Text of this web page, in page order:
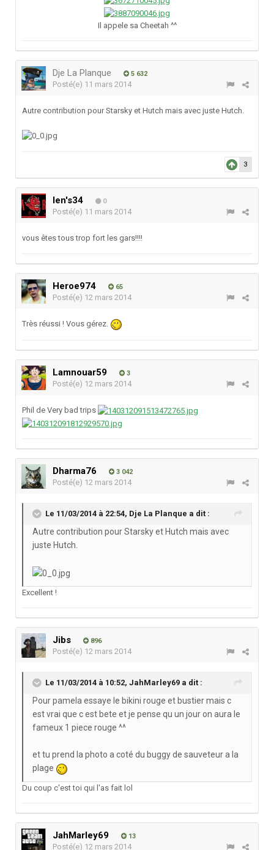
Il appele sa Cheetah ^^
Dje La Planque 5 632
Posté(e) 11 mars 2014
Autre contribution pour Starsky et Hutch mais avec juste Hutch.
3
len's34 0
Posté(e) 11 mars 2014
vous êtes tous trop fort les gars!!!!
Heroe974 65
Posté(e) 12 mars 2014
Très réussi ! Vous gérez.
Lamnouar59 3
Posté(e) 12 mars 2014
Phil de Very bad trips
Dharma76 3 042
Posté(e) 12 mars 2014
Le 11/03/2014 à 22:54, Dje La Planque a dit :
Autre contribution pour Starsky et Hutch mais avec
juste Hutch.
Excellent !
Jibs 896
Posté(e) 12 mars 2014
Le 11/03/2014 à 10:52, JahMarley69 a dit :
Pour pamela essaye le bikini rouge et bustier mais c
est vrai que c est bete et je pense qu un jour on aura le
fameux 1 piece rouge ^^
et tu prend la photo a coté du buggy de sauveteur a la
plage
Du coup c'est toi qui l'as fait lol
JahMarley69 13
Posté(e) 12 mars 2014